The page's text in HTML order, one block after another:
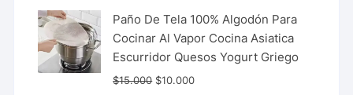
Paño De Tela 100% Algodón Para
Cocinar Al Vapor Cocina Asiatica
Escurridor Quesos Yogurt Griego
$15.000 $10.000